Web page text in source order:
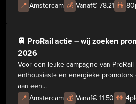
📍 Amsterdam 💰 Vanaf€ 78.21 👫 80
🚆 ProRail actie – wij zoeken
2026
Voor een leuke campagne van
enthousiaste en energieke promotors
aan een...
📍 Amsterdam 💰 Vanaf€ 11.50 👫 4